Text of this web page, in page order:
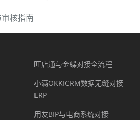
核指南
旺店通与金蝶对接全流程
小满OKKICRM数据无缝对接
ERP
用友BIP与电商系统对接